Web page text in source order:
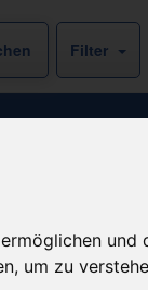
und
um zu
Filter
Preis